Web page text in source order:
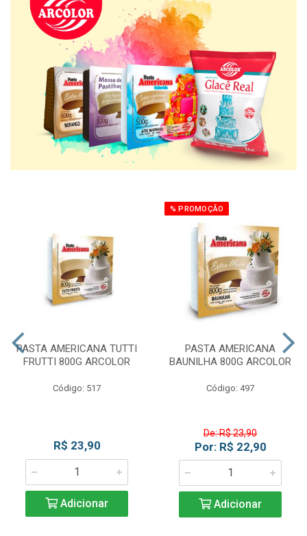
PASTA AMERICANA TUTTI
FRUTTI 800G ARCOLOR
Código: 517
R$ 23,90
Adicionar
% PROMOÇÃO
PASTA AMERICANA
BAUNILHA 800G ARCOLOR
Código: 497
De: R$ 23,90
Por: R$ 22,90
Adicionar